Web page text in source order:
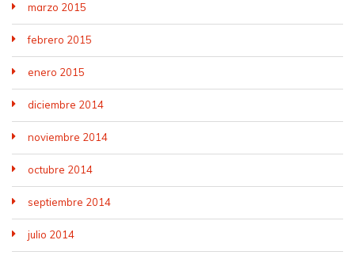
marzo 2015
febrero 2015
enero 2015
diciembre 2014
noviembre 2014
octubre 2014
septiembre 2014
julio 2014